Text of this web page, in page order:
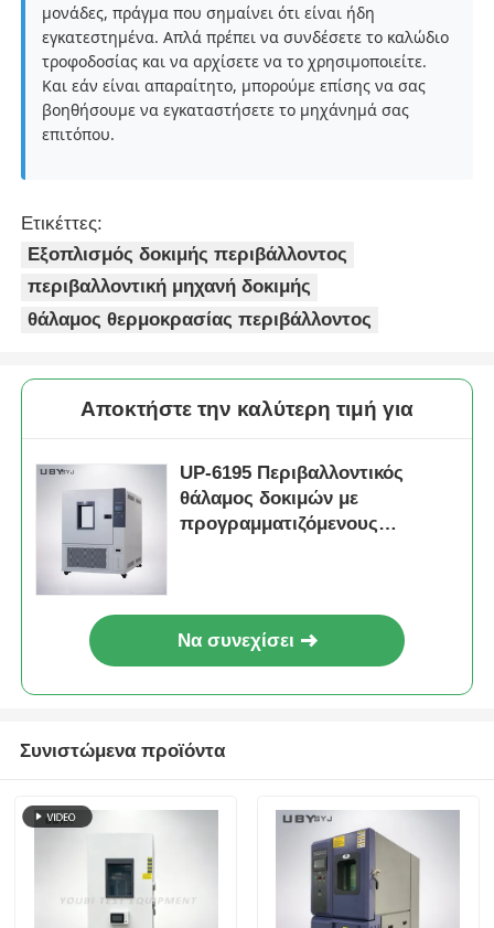
μονάδες, πράγμα που σημαίνει ότι είναι ήδη
εγκατεστημένα. Απλά πρέπει να συνδέσετε το καλώδιο
τροφοδοσίας και να αρχίσετε να το χρησιμοποιείτε.
Και εάν είναι απαραίτητο, μπορούμε επίσης να σας
βοηθήσουμε να εγκαταστήσετε το μηχάνημά σας
επιτόπου.
Ετικέττες:
Εξοπλισμός δοκιμής περιβάλλοντος
περιβαλλοντική μηχανή δοκιμής
θάλαμος θερμοκρασίας περιβάλλοντος
Αποκτήστε την καλύτερη τιμή για
UP-6195 Περιβαλλοντικός
θάλαμος δοκιμών με
προγραμματιζόμενους
Να συνεχίσει
Συνιστώμενα προϊόντα